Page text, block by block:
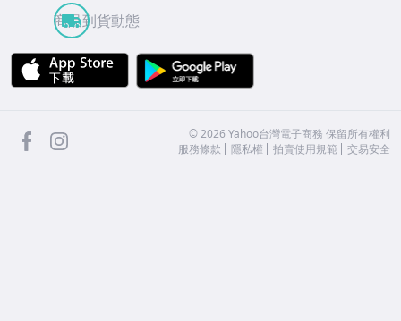
商品到貨動態
APP Store
facebook ©2026 Yahoo台灣電子商務 保留所有權利
服務條款
隱私權 拍賣使用規範 交易安全